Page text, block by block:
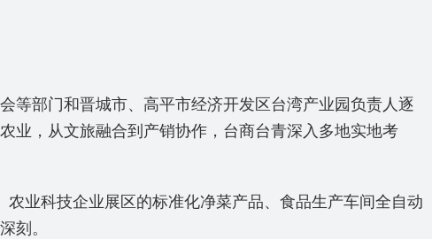
等部门和晋城市、高平市经济开发区台湾产业园负责人逐
业，从文旅融合到产销协作，台商台青深入多地实地考
业科技企业展区的标准化净菜产品、食品生产车间全自动
刻。